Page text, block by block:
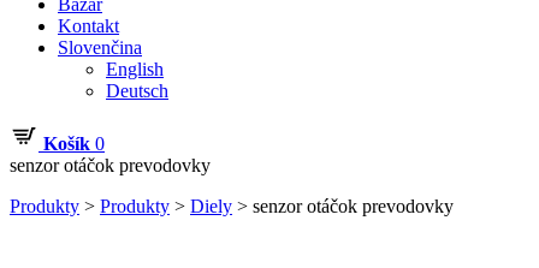
Bazár
Kontakt
Slovenčina
English
Deutsch
Košík 0
senzor otáčok prevodovky
Produkty > Produkty > Diely > senzor otáčok prevodovky